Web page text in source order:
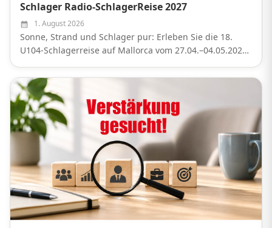
Schlager Radio-SchlagerReise 2027
1. August 2026
Sonne, Strand und Schlager pur: Erleben Sie die 18.
U104-Schlagerreise auf Mallorca vom 27.04.–04.05.2027